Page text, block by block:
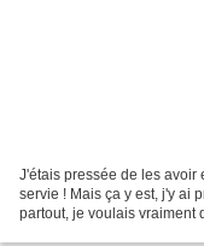
J'étais pressée de les avoir
servie ! Mais ça y est, j'y ai
partout, je voulais vraiment